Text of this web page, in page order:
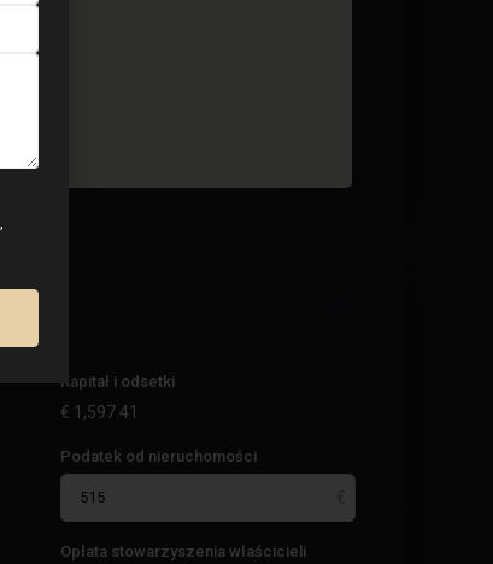
Kapitał i odsetki
€ 1,597.41
Podatek od nieruchomości
Opłata stowarzyszenia właścicieli